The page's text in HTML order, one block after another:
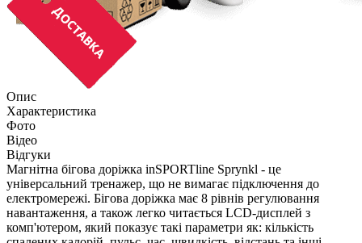
Опис
Характеристика
Фото
Відео
Відгуки
Магнітна бігова доріжка inSPORTline Sprynkl - це
універсальний тренажер, що не вимагає підключення до
електромережі. Бігова доріжка має 8 рівнів регулювання
навантаження, а також легко читається LCD-дисплей з
комп'ютером, який показує такі параметри як: кількість